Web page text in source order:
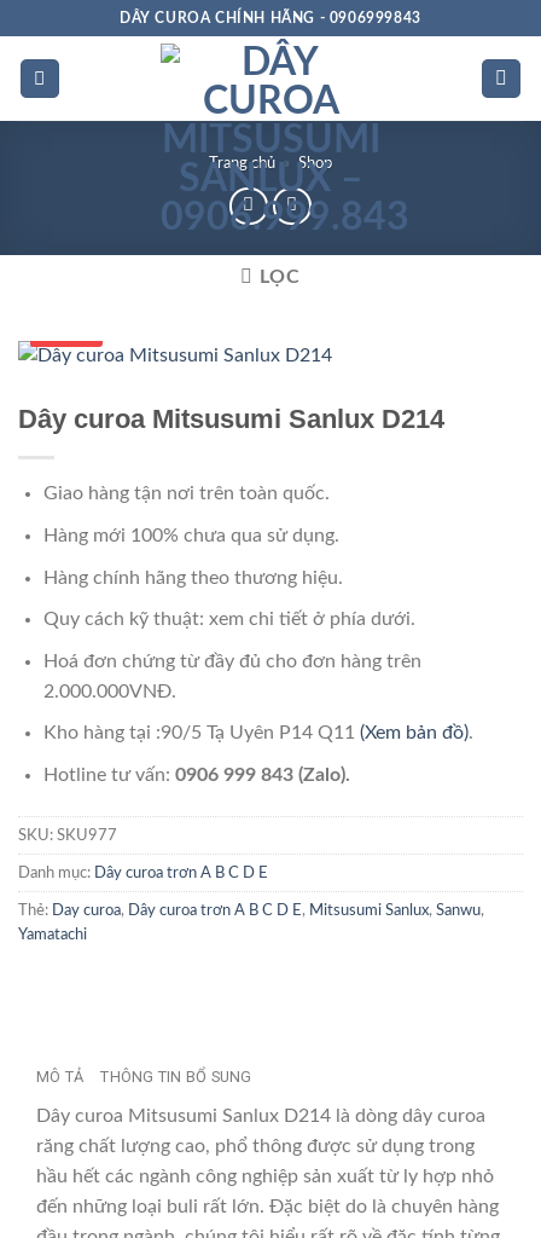
dung
DÂY CUROA CHÍNH HÃNG - 0906999843
Trang chủ » Shop
LỌC
Dây curoa Mitsusumi Sanlux D214
Giao hàng tận nơi trên toàn quốc.
Hàng mới 100% chưa qua sử dụng.
Hàng chính hãng theo thương hiệu.
Quy cách kỹ thuật: xem chi tiết ở phía dưới.
Hoá đơn chứng từ đầy đủ cho đơn hàng trên
2.000.000VNĐ.
Kho hàng tại :90/5 Tạ Uyên P14 Q11 (Xem bản đồ).
Hotline tư vấn: 0906 999 843 (Zalo).
SKU: SKU977
Danh mục: Dây curoa trơn A B C D E
Thẻ: Day curoa, Dây curoa trơn A B C D E , Mitsusumi Sanlux, Sanwu,
Yamatachi
MÔ TẢ THÔNG TIN BỔ SUNG
Dây curoa Mitsusumi Sanlux D214 là dòng dây curoa
răng chất lượng cao, phổ thông được sử dụng trong
hầu hết các ngành công nghiệp sản xuất từ ly hợp nhỏ
đến những loại buli rất lớn. Đặc biệt do là chuyên hàng